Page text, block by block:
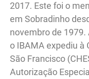
2017. Este foi o
em Sobradinho
novembro de 1979.
o IBAMA expediu à
São Francisco
Autorização